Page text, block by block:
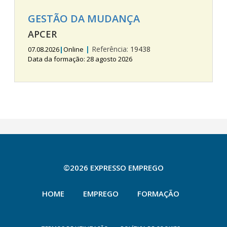
GESTÃO DA MUDANÇA
APCER
07.08.2026|Online | Referência: 19438
Data da formação: 28 agosto 2026
©2026 EXPRESSO EMPREGO
HOME EMPREGO FORMAÇÃO